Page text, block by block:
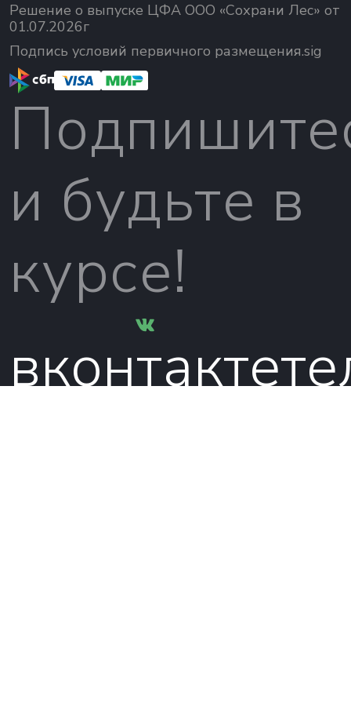
Решение о выпуске ЦФА ООО «Сохрани Лес» от
01.07.2026г
Подпись условий первичного размещения.sig
и будьте в
курсе!
вконтакте